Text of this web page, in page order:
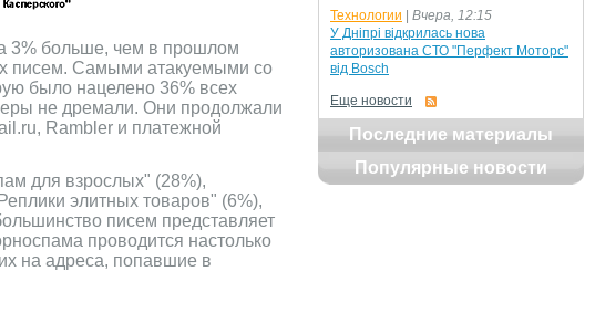
3% больше, чем в прошлом
писем. Самыми атакуемыми со
было нацелено 36% всех
не дремали. Они продолжали
Rambler и платежной
для взрослых" (28%),
элитных товаров" (6%),
писем представляет
проводится настолько
на адреса, попавшие в
Технологии
Вчера, 12:15
У Дніпрі відкрилась нова
авторизована СТО "Перфект Моторс"
від Bosch
Еще новости
Последние материалы
Популярные новости